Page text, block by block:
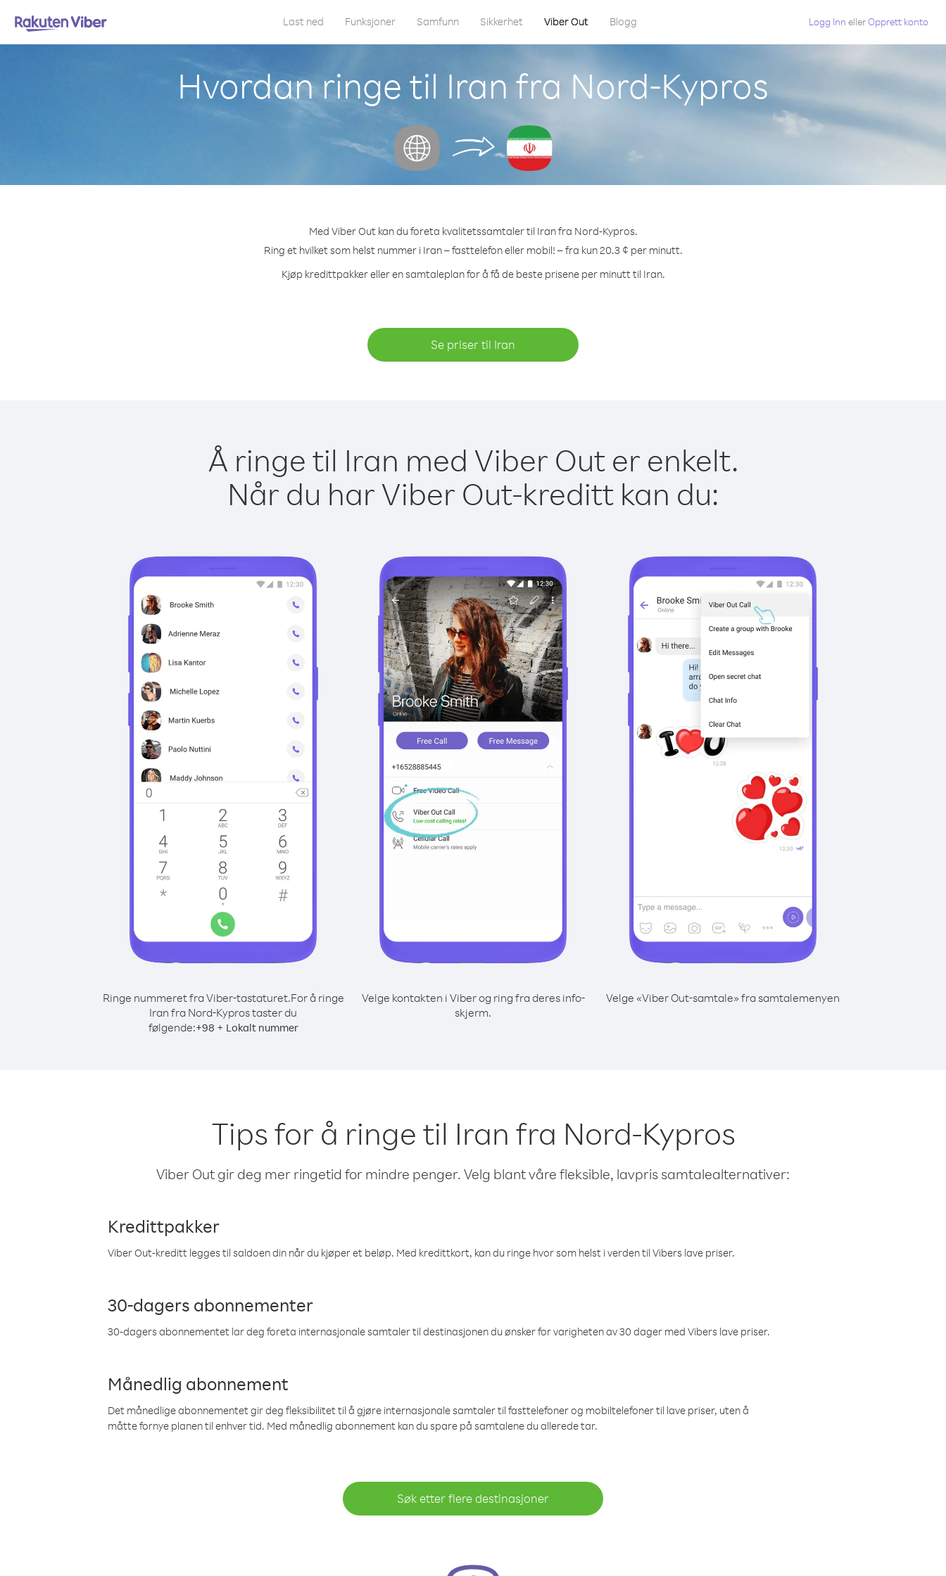
Last ned Funksjoner Samfunn Sikkerhet Viber Out Blogg Logg Inn ellerOpprett konto
Hvordan ringe til Iran fra Nord-Kypros
Med Viber Out kan du foreta kvalitetssamtaler til Iran fra Nord-Kypros.
Ring et hvilket som helst nummer i Iran – fasttelefon eller mobil! – fra kun 20.3 ¢ per minutt.
Kjøp kredittpakker eller en samtaleplan for å få de beste prisene per minutt til Iran.
Se priser til Iran
Å ringe til Iran med Viber Out er enkelt.
Når du har Viber Out-kreditt kan du:
Ringe nummeret fra Viber-tastaturet.For å ringe
Iran fra Nord-Kypros taster du
følgende:+98 + Lokalt nummer
Velge kontakten i Viber og ring fra deres info-
skjerm.
Velge «Viber Out-samtale» fra samtalemenyen
Tips for å ringe til Iran fra Nord-Kypros
Viber Out gir deg mer ringetid for mindre penger. Velg blant våre fleksible, lavpris samtalealternativer:
Kredittpakker
Viber Out-kreditt legges til saldoen din når du kjøper et beløp. Med kredittkort, kan du ringe hvor som helst i verden til Vibers lave priser.
30-dagers abonnementer
30-dagers abonnementet lar deg foreta internasjonale samtaler til destinasjonen du ønsker for varigheten av 30 dager med Vibers lave priser.
Månedlig abonnement
Det månedlige abonnementet gir deg fleksibilitet til å gjøre internasjonale samtaler til fasttelefoner og mobiltelefoner til lave priser, uten å
måtte fornye planen til enhver tid. Med månedlig abonnement kan du spare på samtalene du allerede tar.
Søk etter flere destinasjoner